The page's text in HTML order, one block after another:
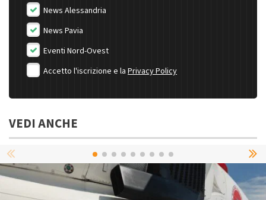
News Alessandria
News Pavia
Eventi Nord-Ovest
Accetto l'iscrizione e la Privacy Policy
VEDI ANCHE